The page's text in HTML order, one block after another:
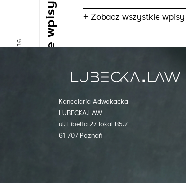
+48 666 085 936 Inne wpisy + Zobacz wszystkie wpisy
Kancelaria Adwokacka
LUBECKA.LAW
ul. Libelta 27 lokal B5.2
61-707 Poznań